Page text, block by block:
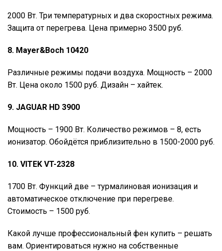
2000 Вт. Три температурных и два скоростных режима.
Защита от перегрева. Цена примерно 3500 руб.
8. Mayer&Boch 10420
Различные режимы подачи воздуха. Мощность – 2000
Вт. Цена около 1500 руб. Дизайн – хайтек.
9. JAGUAR HD 3900
Мощность – 1900 Вт. Количество режимов – 8, есть
ионизатор. Обойдётся приблизительно в 1500-2000 руб.
10. VITEK VT-2328
1700 Вт. Функций две – турмалиновая ионизация и
автоматическое отключение при перегреве.
Стоимость – 1500 руб.
Какой лучше профессиональный фен купить – решать
вам. Ориентироваться нужно на собственные